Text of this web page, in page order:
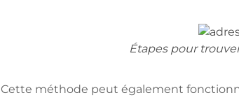
Étapes pour
Cette méthode peut également